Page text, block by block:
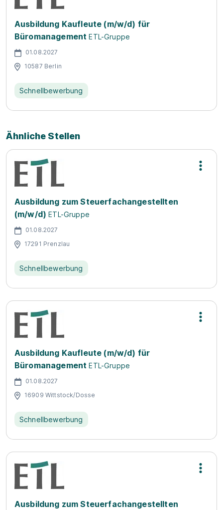
Ausbildung Kaufleute (m/w/d) für
Büromanagement ETL-Gruppe
01.08.2027
10587 Berlin
Schnellbewerbung
Ähnliche Stellen
Ausbildung zum Steuerfachangestellten
(m/w/d) ETL-Gruppe
01.08.2027
17291 Prenzlau
Schnellbewerbung
Ausbildung Kaufleute (m/w/d) für
Büromanagement ETL-Gruppe
01.08.2027
16909 Wittstock/Dosse
Schnellbewerbung
Ausbildung zum Steuerfachangestellten